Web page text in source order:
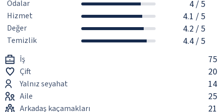
Odalar 4/ 5
Hizmet 4.1 / 5
Değer 4.2 / 5
Temizlik 4.4/ 5
İş 75
Çift 20
Yalnız seyahat 14
Aile 25
Arkadaş kaçamakları 21